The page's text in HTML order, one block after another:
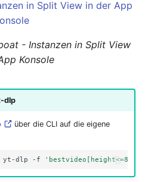
- Instanzen in Split View
Konsole
dlp
über die CLI auf die eigene
yt-dlp -f